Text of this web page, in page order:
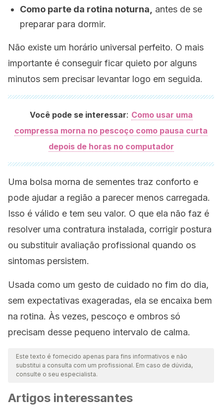
Como parte da rotina noturna,
antes de se
preparar para dormir.
Não existe um horário universal perfeito. O mais
importante é conseguir ficar quieto por alguns
minutos sem precisar levantar logo em seguida.
Você pode se interessar: Como usar uma
compressa morna no pescoço como pausa curta
depois de horas no computador
Uma bolsa morna de sementes traz conforto e
pode ajudar a região a parecer menos carregada.
Isso é válido e tem seu valor. O que ela não faz é
resolver uma contratura instalada, corrigir postura
ou substituir avaliação profissional quando os
sintomas persistem.
Usada como um gesto de cuidado no fim do dia,
sem expectativas exageradas, ela se encaixa bem
na rotina. Às vezes, pescoço e ombros só
precisam desse pequeno intervalo de calma.
Este texto é fornecido apenas para fins informativos e não
substitui a consulta com um profissional. Em caso de dúvida,
consulte o seu especialista.
Artigos interessantes